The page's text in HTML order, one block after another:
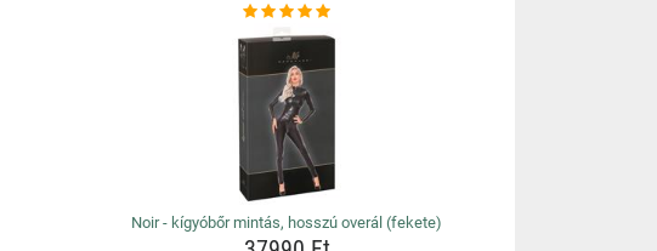
Noir - kígyóbőr mintás, hosszú overál (fekete)